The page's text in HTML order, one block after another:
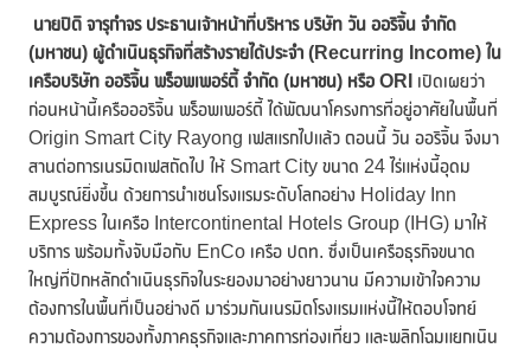
นายปิติ จารุกำจร ประธานเจ้าหน้าที่บริหาร บริษัท วัน ออริจิ้น จำกัด
(มหาชน) ผู้ดำเนินธุรกิจที่สร้างรายได้ประจำ (Recurring Income) ใน
เครือบริษัท ออริจิ้น พร็อพเพอร์ตี้ จำกัด (มหาชน) หรือ ORI เปิดเผยว่า
ก่อนหน้านี้เครือออริจิ้น พร็อพเพอร์ตี้ ได้พัฒนาโครงการที่อยู่อาศัยในพื้นที่
Origin Smart City Rayong เฟสแรกไปแล้ว ตอนนี้ วัน ออริจิ้น จึงมา
สานต่อการเนรมิตเฟสถัดไป ให้ Smart City ขนาด 24 ไร่แห่งนี้อุดม
สมบูรณ์ยิ่งขึ้น ด้วยการนำเชนโรงแรมระดับโลกอย่าง Holiday Inn
Express ในเครือ Intercontinental Hotels Group (IHG) มาให้
บริการ พร้อมทั้งจับมือกับ EnCo เครือ ปตท. ซึ่งเป็นเครือธุรกิจขนาด
ใหญ่ที่ปักหลักดำเนินธุรกิจในระยองมาอย่างยาวนาน มีความเข้าใจความ
ต้องการในพื้นที่เป็นอย่างดี มาร่วมกันเนรมิตโรงแรมแห่งนี้ให้ตอบโจทย์
ความต้องการของทั้งภาคธุรกิจและภาคการท่องเที่ยว และพลิกโฉมแยกเนิน